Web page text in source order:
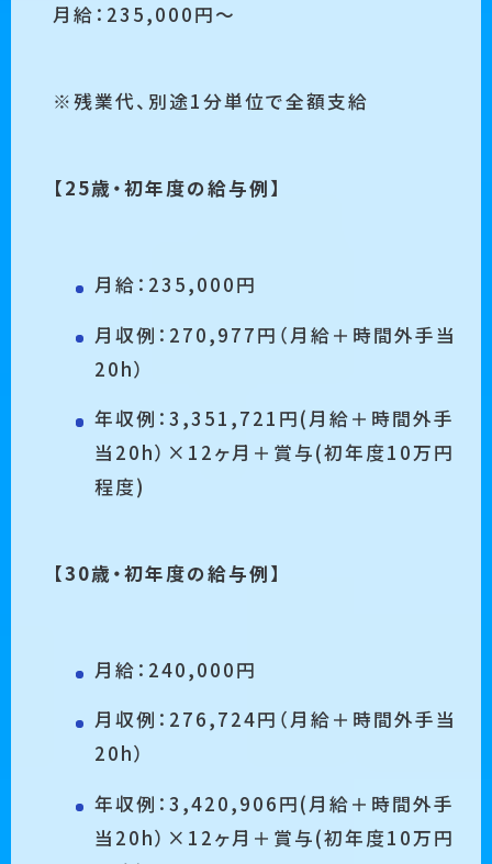
月給：235,000円～
※残業代、別途1分単位で全額⽀給
【25歳・初年度の給与例】
⽉給：235,000円
月収例：270,977円（月給＋時間外手当
20h）
年収例：3,351,721円(⽉給＋時間外手
当20h）×12ヶ⽉＋賞与(初年度10万円
程度)
【30歳・初年度の給与例】
⽉給：240,000円
月収例：276,724円（月給＋時間外手当
20h）
年収例：3,420,906円(⽉給＋時間外手
当20h）×12ヶ⽉＋賞与(初年度10万円